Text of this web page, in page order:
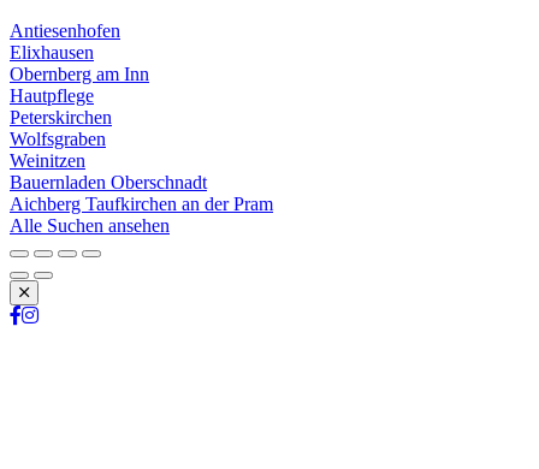
Antiesenhofen
Elixhausen
Obernberg am Inn
Hautpflege
Peterskirchen
Wolfsgraben
Weinitzen
Bauernladen Oberschnadt
Aichberg Taufkirchen an der Pram
Alle Suchen ansehen
Schließen